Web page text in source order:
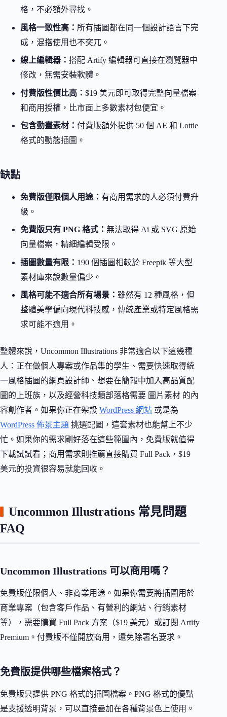
格，不必額外尋找。
風格一致性高： 所有插圖都在同一個設計語言下完
成，混搭使用也不突兀。
線上編輯器： 搭配 Artify 編輯器可直接在瀏覽器中
修改，無需安裝軟體。
付費版性價比高： $19 美元即可取得完整向量檔案
和商用授權，比市面上多數素材包便宜。
包含動畫素材： 付費版額外提供 50 個 AE 和 Lottie
格式的動態插圖。
缺點
免費版僅限個人用途： 有商用需求的人必須付費升
級。
免費版只有 PNG 格式： 無法取得 Ai 或 SVG 原始
向量檔案，精細編輯受限。
插圖數量有限： 190 個插圖相較於 Freepik 等大型
素材庫來說數量偏少。
風格可能不適合所有場景： 雖然有 12 種風格，但
整體美學偏向現代科技感，傳統產業或特定風格需
求可能不適用。
整體來說，Uncommon Illustrations 非常適合以下這幾種
人：正在做個人專案或作品集的學生、需要快速取得統
一風格插圖的網頁設計師、想要在簡報中加入高品質配
圖的上班族，以及經營科技類部落格需要 圖片素材 的內
容創作者。如果你正在架設 WordPress 網站 或是為
WordPress 佈景主題 挑選配圖，這套素材也能幫上不少
忙。如果你的需求剛好落在這些範圍內，免費版就值得
下載試試看；商用需求則推薦直接購買 Full Pack，$19
美元的投資很容易就能回收。
Uncommon Illustrations 常見問題
FAQ
Uncommon Illustrations 可以商用嗎？
免費版僅限個人、非商業用途。如果你需要將插圖用於
商業專案（包含客戶作品、有營利的網站、行銷素材
等），需要購買 Full Pack 方案（$19 美元）或訂閱 Artify
Premium。付費版不僅開放商用，還免除署名要求。
免費版提供哪些檔案格式？
免費版只提供 PNG 格式的插圖檔案。PNG 格式的優點
是支援透明背景，可以直接疊加在各種背景色上使用。